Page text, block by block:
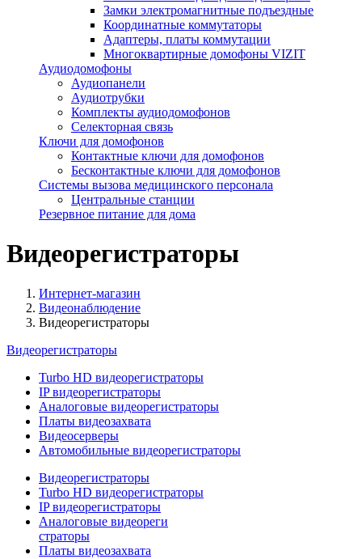
Замки электромагнитные подъездные
Координатные коммутаторы
Адаптеры, платы коммутации
Многоквартирные домофоны VIZIT
Аудиодомофоны
Аудиопанели
Аудиотрубки
Комплекты аудиодомофонов
Селекторная связь
Ключи для домофонов
Контактные ключи для домофонов
Бесконтактные ключи для домофонов
Системы вызова медицинского персонала
Центральные станции
Резервное питание для дома
Видеорегистраторы
Интернет-магазин
Видеонаблюдение
Видеорегистраторы
Видеорегистраторы
Turbo HD видеорегистраторы
IP видеорегистраторы
Аналоговые видеорегистраторы
Платы видеозахвата
Видеосерверы
Автомобильные видеорегистраторы
Видеорегистраторы
Turbo HD видеорегистраторы
IP видеорегистраторы
Аналоговые видеореги
страторы
Платы видеозахвата